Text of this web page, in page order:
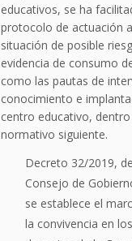
educativos, se ha
protocolo de actuación
situación de posible
evidencia de consumo
como las pautas de
conocimiento e
centro educativo,
normativo siguiente.
Decreto 32/2019,
Consejo de
se establece el
la convivencia en